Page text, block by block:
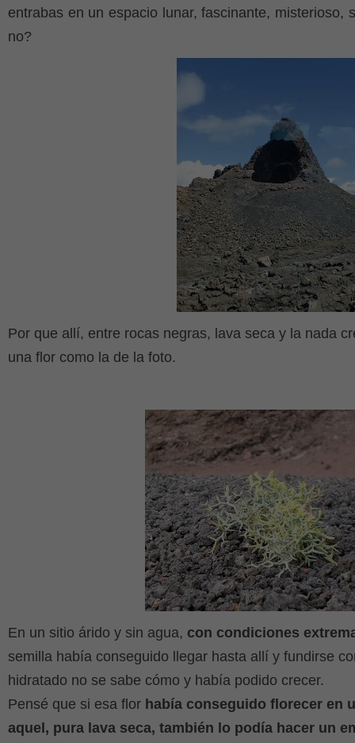
entrabas en un espacio lunar, fascinante, misterioso,
no?
Por que allí, entre rocas negras, lava seca y la nada
una flor como la de la foto.
En un sitio árido y sin agua, con condiciones
semilla había conseguido llegar hasta allí y fundirse
hidratado no se sabe cómo y había podido crecer.
Pensé que si esa flor había conseguido florecer en
aquel, pura lava seca, también lo podía hacer un